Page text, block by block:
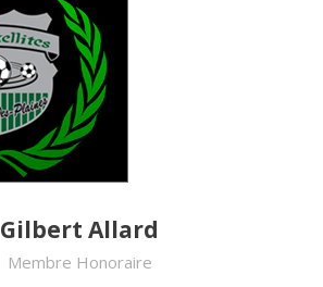
Gilbert Allard
Membre Honoraire